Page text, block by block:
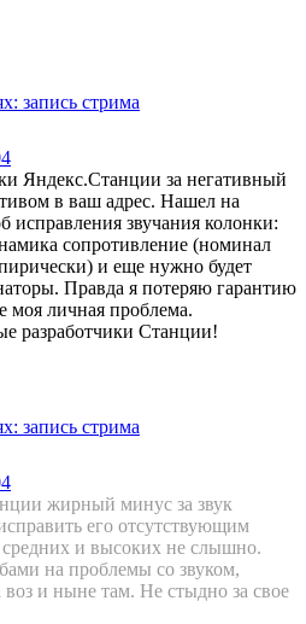
запись стрима
Яндекс.Станции за негативный
в ваш адрес. Нашел на
исправления звучания колонки:
сопротивление (номинал
и еще нужно будет
Правда я потеряю гарантию
моя личная проблема.
разработчики Станции!
запись стрима
жирный минус за звук
его отсутствующим
средних и высоких не слышно.
на проблемы со звуком,
и ныне там. Не стыдно за свое